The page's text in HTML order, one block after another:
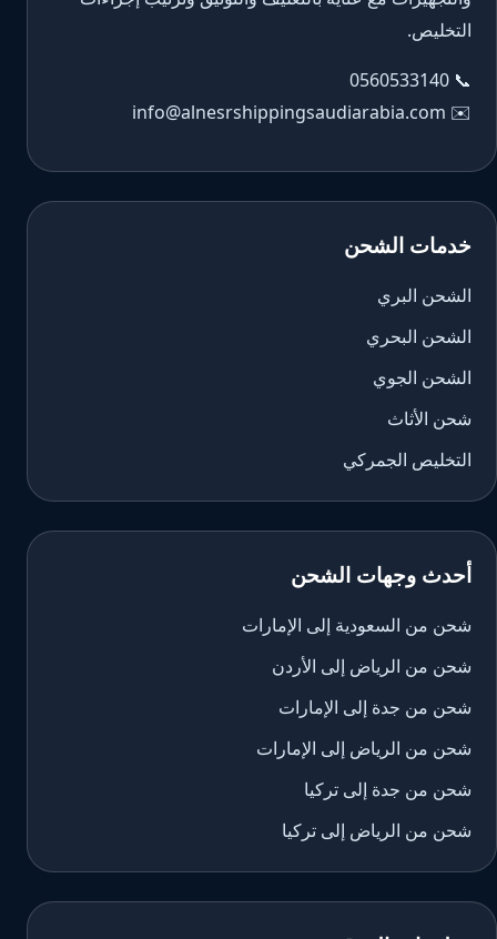
التخليص.
📞
0560533140
✉️
info@alnesrshippingsaudiarabia.com
خدمات الشحن
الشحن البري
الشحن البحري
الشحن الجوي
شحن الأثاث
التخليص الجمركي
أحدث وجهات الشحن
شحن من السعودية إلى الإمارات
شحن من الرياض إلى الأردن
شحن من جدة إلى الإمارات
شحن من الرياض إلى الإمارات
شحن من جدة إلى تركيا
شحن من الرياض إلى تركيا